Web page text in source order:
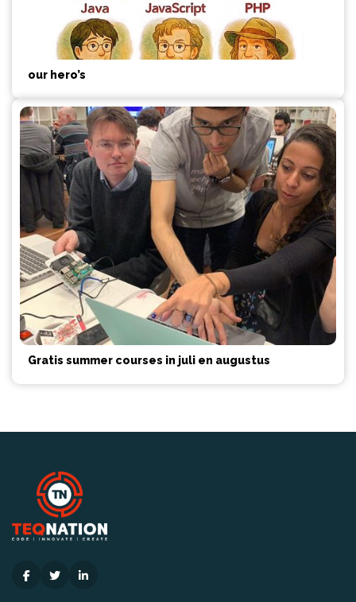
our hero’s
Gratis summer courses in juli en augustus